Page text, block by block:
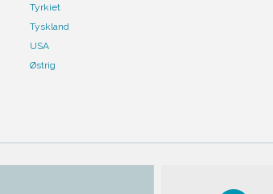
Tyrkiet
Tyskland
USA
Østrig